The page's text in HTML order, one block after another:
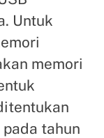
Untuk
memori
tahun